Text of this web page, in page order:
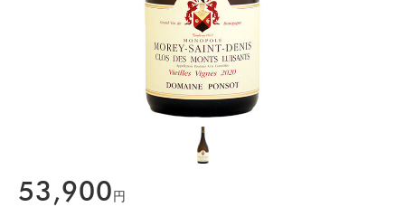
53,900 円